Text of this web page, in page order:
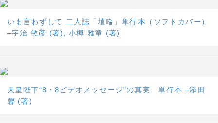
いま言わずして 二人誌「埴輪」単行本（ソフトカバー）
–宇治 敏彦 (著), 小榑 雅章 (著)
天皇陛下“8・8ビデオメッセージ”の真実 単行本 –添田
馨 (著)